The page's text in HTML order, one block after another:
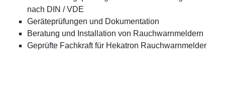
nach DIN / VDE
Geräteprüfungen und Dokumentation
Beratung und Installation von Rauchwarnmeldern
Geprüfte Fachkraft für Hekatron Rauchwarnmelder